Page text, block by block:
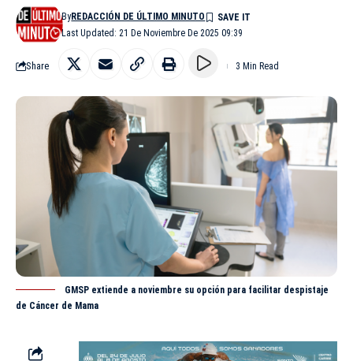
Last Updated: 21 De Noviembre De 2025 09:39
ByREDACCIÓN DE ÚLTIMO MINUTO
Share 3 Min Read
GMSP extiende a noviembre su opción para facilitar despistaje
de Cáncer de Mama